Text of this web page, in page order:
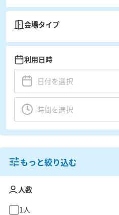
会場タイプ
利用日時
もっと絞り込む
人数
1人